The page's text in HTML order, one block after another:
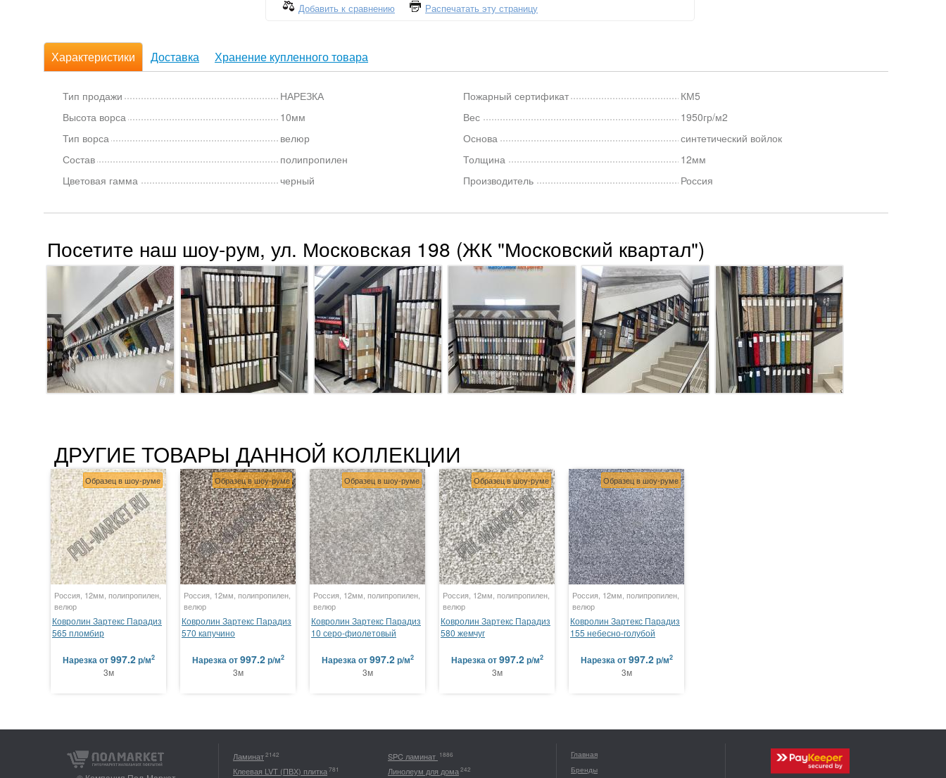
Добавить к сравнению Распечатать эту страницу
Характеристики Доставка Хранение купленного товара
Тип продажи
НАРЕЗКА
Высота ворса
10мм
Тип ворса
велюр
Состав
полипропилен
Цветовая гамма
черный
Пожарный сертификат
КМ5
Вес
1950гр/м2
Основа
синтетический войлок
Толщина
12мм
Производитель
Россия
Посетите наш шоу-рум, ул. Московская 198 (ЖК "Московский квартал")
ДРУГИЕ ТОВАРЫ ДАННОЙ КОЛЛЕКЦИИ
Образец в шоу-руме
Россия, 12мм, полипропилен,
велюр
Ковролин Зартекс Парадиз
565 пломбир
Нарезкаот997.2р/м2
3м
Образец в шоу-руме
Россия, 12мм, полипропилен,
велюр
Ковролин Зартекс Парадиз
570 капучино
Нарезкаот997.2р/м2
3м
Образец в шоу-руме
Россия, 12мм, полипропилен,
велюр
Ковролин Зартекс Парадиз
10 серо-фиолетовый
Нарезкаот997.2р/м2
3м
Образец в шоу-руме
Россия, 12мм, полипропилен,
велюр
Ковролин Зартекс Парадиз
580 жемчуг
Нарезкаот997.2р/м2
3м
Образец в шоу-руме
Россия, 12мм, полипропилен,
велюр
Ковролин Зартекс Парадиз
155 небесно-голубой
Нарезкаот997.2р/м2
3м
Ламинат2142 SPC ламинат 1886
Клеевая LVT (ПВХ) плитка781 Линолеум для дома242
Главная
Бренды